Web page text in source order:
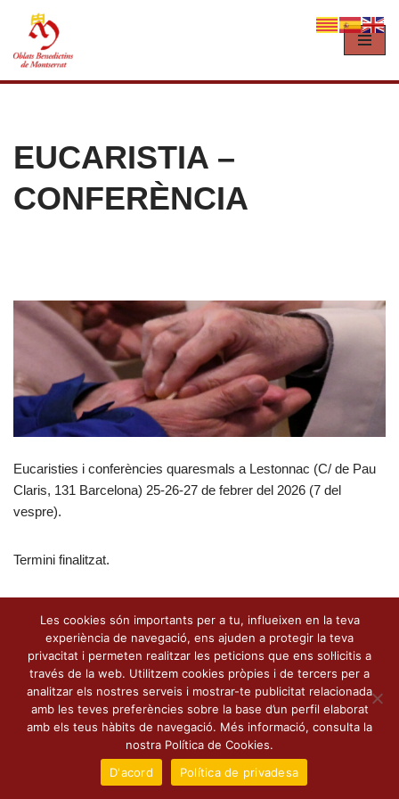
al
EUCARISTIA –
CONFERÈNCIA
Eucaristies i conferències quaresmals a Lestonnac (C/ de Pau
Claris, 131 Barcelona) 25-26-27 de febrer del 2026 (7 del
vespre).
Termini finalitzat.
Les cookies són importants per a tu, influeixen en la teva
experiència de navegació, ens ajuden a protegir la teva
privacitat i permeten realitzar les peticions que ens sol·licitis a
través de la web. Utilitzem cookies pròpies i de tercers per a
analitzar els nostres serveis i mostrar-te publicitat relacionada
amb les teves preferències sobre la base d’un perfil elaborat
amb els teus hàbits de navegació. Més informació, consulta la
nostra Política de Cookies.
D'acord
Política de privadesa